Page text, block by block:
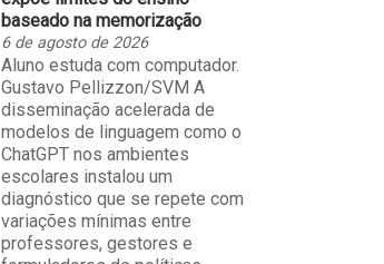
baseado na memorização
6 de agosto de 2026
Aluno estuda com computador.
Gustavo Pellizzon/SVM A
disseminação acelerada de
modelos de linguagem como o
ChatGPT nos ambientes
escolares instalou um
diagnóstico que se repete com
variações mínimas entre
professores, gestores e